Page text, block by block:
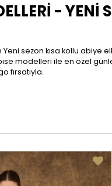
- YENI
sezon kısa kollu
modelleri ile en özel
fırsatıyla.